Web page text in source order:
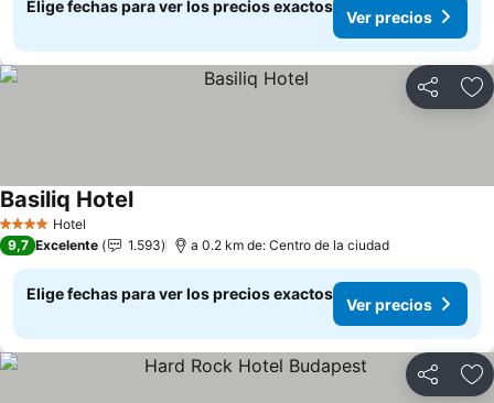
Elige fechas para ver los precios exactos
Ver precios
Compartir
4 EstrellasHotel
Basiliq Hotel
9,7 Excelente 1.593 a 0.2 km de: Centro de la ciudad
Elige fechas para ver los precios exactos
Ver precios
Compartir